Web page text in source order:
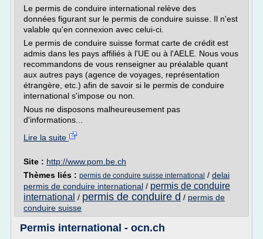
Le permis de conduire international relève des
données figurant sur le permis de conduire suisse. Il n'est
valable qu'en connexion avec celui-ci.
Le permis de conduire suisse format carte de crédit est
admis dans les pays affiliés à l'UE ou à l'AELE. Nous vous
recommandons de vous renseigner au préalable quant
aux autres pays (agence de voyages, représentation
étrangère, etc.) afin de savoir si le permis de conduire
international s'impose ou non.
Nous ne disposons malheureusement pas
d'informations...
Lire la suite
Site : http://www.pom.be.ch
Thèmes liés : permis de conduire suisse international / delai
permis de conduire international / permis de conduire
international / permis de conduire d / permis de
conduire suisse
Permis international - ocn.ch